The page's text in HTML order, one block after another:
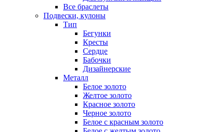
Все браслеты
Подвески, кулоны
Тип
Бегунки
Кресты
Сердце
Бабочки
Дизайнерские
Металл
Белое золото
Желтое золото
Красное золото
Черное золото
Белое с красным золото